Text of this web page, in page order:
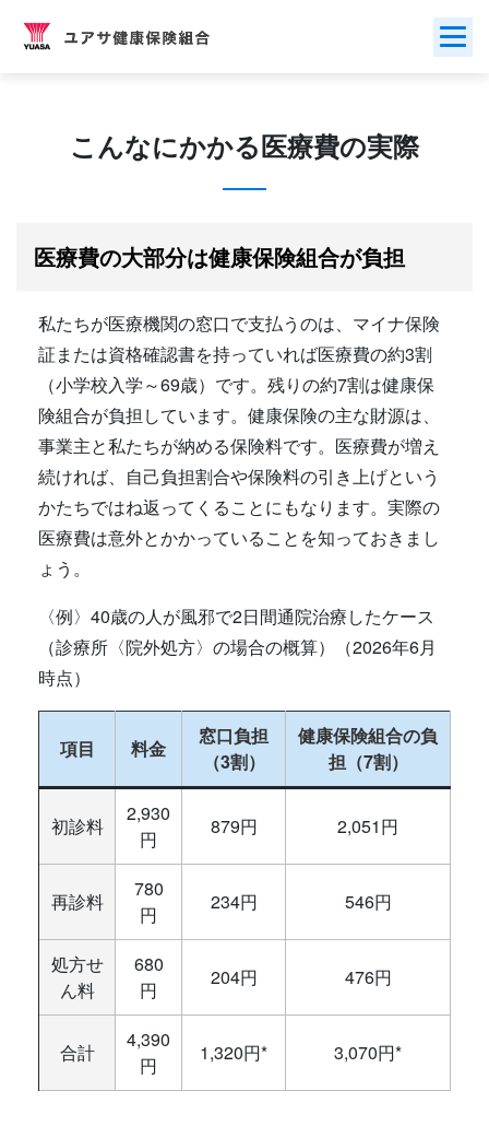
こんなにかかる医療費の実際
医療費の大部分は健康保険組合が負担
私たちが医療機関の窓口で支払うのは、マイナ保険
証または資格確認書を持っていれば医療費の約3割
（小学校入学～69歳）です。残りの約7割は健康保
険組合が負担しています。健康保険の主な財源は、
事業主と私たちが納める保険料です。医療費が増え
続ければ、自己負担割合や保険料の引き上げという
かたちではね返ってくることにもなります。実際の
医療費は意外とかかっていることを知っておきまし
ょう。
〈例〉40歳の人が風邪で2日間通院治療したケース
（診療所〈院外処方〉の場合の概算）（2026年6月
時点）
項目 料金
窓口負担
（3割）
健康保険組合の負
担（7割）
初診料
2,930
円
879円 2,051円
再診料
780
円
234円 546円
処方せ
ん料
680
円
204円 476円
合計
4,390
円
1,320円* 3,070円*